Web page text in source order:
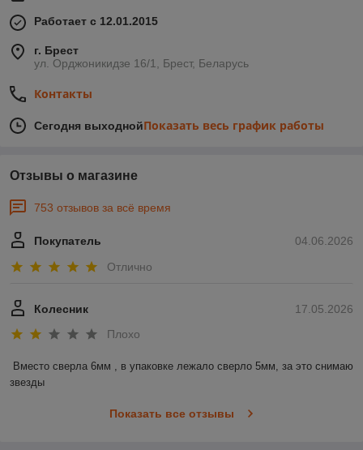
Работает с 12.01.2015
г. Брест
ул. Орджоникидзе 16/1, Брест, Беларусь
Контакты
Сегодня выходнойПоказать весь график работы
Отзывы о магазине
753 отзывов за всё время
04.06.2026
Покупатель
Отлично
17.05.2026
Колесник
Плохо
Вместо сверла 6мм , в упаковке лежало сверло 5мм, за это снимаю
звезды
Показать все отзывы